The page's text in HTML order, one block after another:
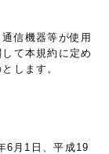
信機器等が使用
て本規約に定め
します。
6月1日、平成19